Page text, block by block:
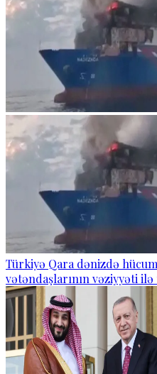
Türkiyə Qara dənizdə
vətəndaşlarının vəziyyəti ilə